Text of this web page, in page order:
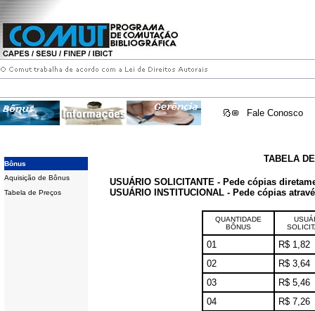
Fale Conosco
Bônus
Aquisição de Bônus
Tabela de Preços
TABELA
USUÁRIO SOLICITANTE - Pede cópias
USUÁRIO INSTITUCIONAL - Pede cópias
QUANTIDADE
BÔNUS
01
R$ 1,82
02
R$ 3,64
03
R$ 5,46
04
R$ 7,26